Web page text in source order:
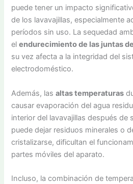
puede tener un impacto
de los lavavajillas, especialmente
períodos sin uso. La sequedad
elendurecimiento de las juntas
su vez afecta a la integridad del
electrodoméstico.
Además, lasaltas temperaturas
causar evaporación del agua
interior del lavavajillas después de
puede dejar residuos minerales o
cristalizarse, dificultan el
partes móviles del aparato.
Incluso, la combinación de